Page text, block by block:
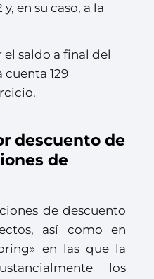
en su caso, a la
el saldo a final del
129
descuento de
de
de descuento
así como en
en las que la
los